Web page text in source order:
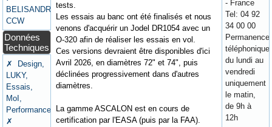
BELISANDRE
CCW
Données
Techniques
✗ Design,
LUKY,
Essais,
MoI,
Performances
✗
tests.
Les essais au banc ont été finalisés et nous
venons d'acquérir un Jodel DR1054 avec un
O-320 afin de réaliser les essais en vol.
Ces versions devraient être disponibles d'ici
Avril 2026, en diamètres 72" et 74", puis
déclinées progressivement dans d'autres
diamètres.
La gamme ASCALON est en cours de
certification par l'EASA (puis par la FAA).
- France
Tel: 04 92
34 00 00
Permanence
téléphonique
du lundi au
vendredi
uniquement
le matin,
de 9h à
12h